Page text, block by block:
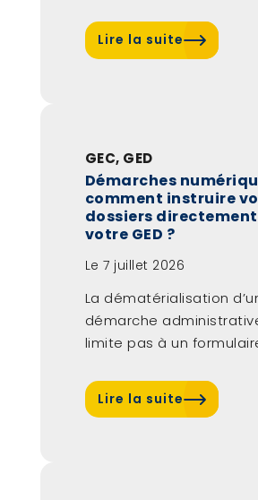
RH…...
Lire la suite
GEC, GED
Démarches
comment instruire
dossiers
votre GED ?
Le7 juillet 2026
La dématérialisation
démarche
limite pas à un
Lire la suite